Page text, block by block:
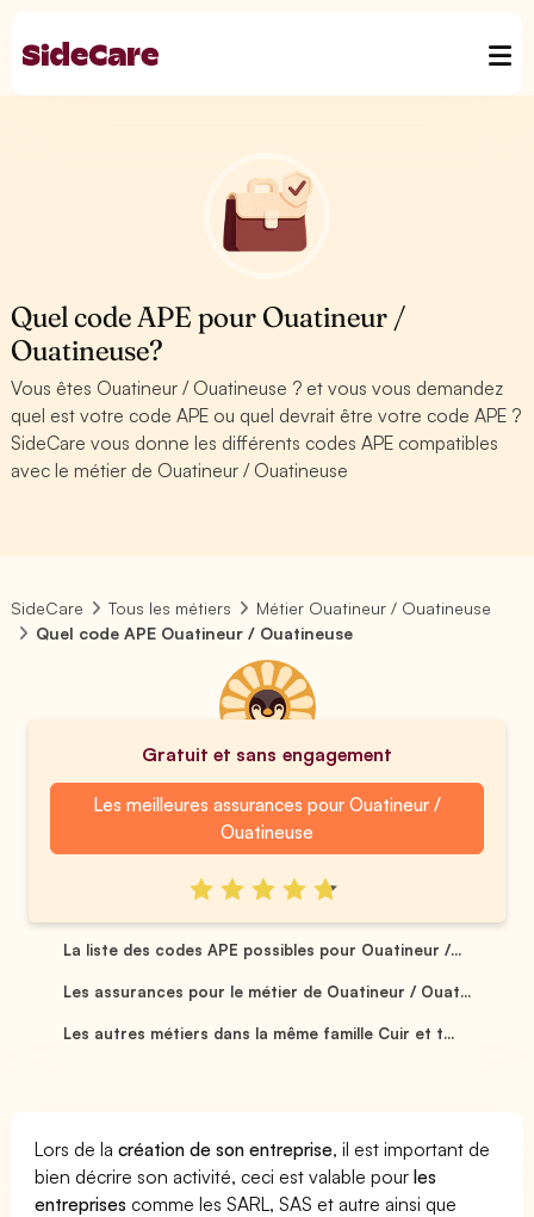
Quel code APE pour Ouatineur /
Ouatineuse?
Vous êtes Ouatineur / Ouatineuse ? et vous vous demandez
quel est votre code APE ou quel devrait être votre code APE ?
SideCare vous donne les différents codes APE compatibles
avec le métier de Ouatineur / Ouatineuse
SideCare Tous les métiers
Métier Ouatineur / Ouatineuse
Quel code APE Ouatineur / Ouatineuse
Gratuit et sans engagement
Les meilleures assurances pour Ouatineur /
Ouatineuse
La liste des codes APE possibles pour Ouatineur /...
Les assurances pour le métier de Ouatineur / Ouat...
Les autres métiers dans la même famille Cuir et t...
Lors de lacréation de son entreprise, il est important de
bien décrire son activité, ceci est valable pourles
entreprises comme les SARL, SAS et autre ainsi que